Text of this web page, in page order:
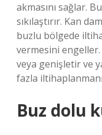
akmasını sağlar.
sıkılaştırır. Kan
buzlu bölgede
vermesini engeller.
veya genişletir ve
fazla
Buz dolu